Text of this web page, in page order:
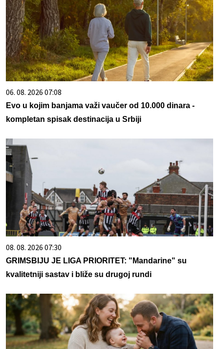
06. 08. 2026 07:08
Evo u kojim banjama važi vaučer od 10.000 dinara -
kompletan spisak destinacija u Srbiji
08. 08. 2026 07:30
GRIMSBIJU JE LIGA PRIORITET: "Mandarine" su
kvalitetniji sastav i bliže su drugoj rundi